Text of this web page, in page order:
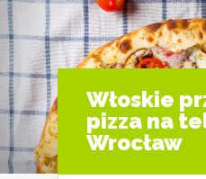
Włoskie
pizza na
Wrocław